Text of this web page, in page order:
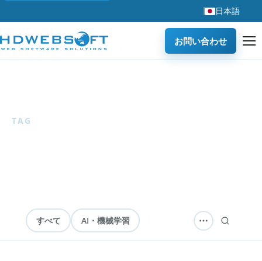
日本語
お問い合わせ
TAG
すべて AI・機械学習
ソフトウェア開発 テクノロジー